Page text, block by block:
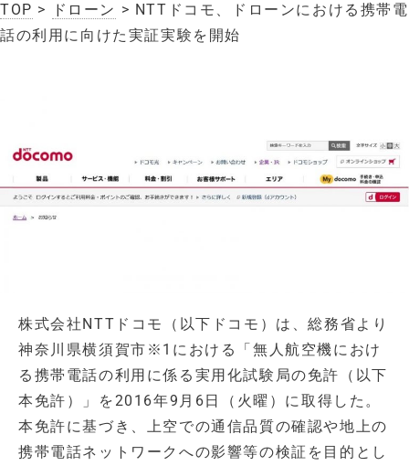
TOP > ドローン > NTTドコモ、ドローンにおける携帯電
話の利用に向けた実証実験を開始
株式会社NTTドコモ（以下ドコモ）は、総務省より
神奈川県横須賀市※1における「無人航空機におけ
る携帯電話の利用に係る実用化試験局の免許（以下
本免許）」を2016年9月6日（火曜）に取得した。
本免許に基づき、上空での通信品質の確認や地上の
携帯電話ネットワークへの影響等の検証を目的とし